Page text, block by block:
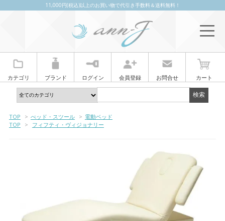
11,000円(税込)以上のお買い物で代引き手数料＆送料無料！
カテゴリ ブランド ログイン 会員登録 お問合せ カート
TOP > べッド・スツール > 電動ベッド
TOP
> フィフティ・ヴィジョナリー